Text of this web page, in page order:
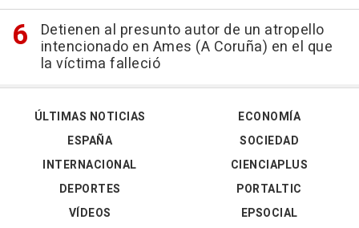
Detienen al presunto autor de un atropello
intencionado en Ames (A Coruña) en el que
la víctima falleció
ÚLTIMAS NOTICIAS
ESPAÑA
INTERNACIONAL
DEPORTES
VÍDEOS
ECONOMÍA
SOCIEDAD
CIENCIAPLUS
PORTALTIC
EPSOCIAL